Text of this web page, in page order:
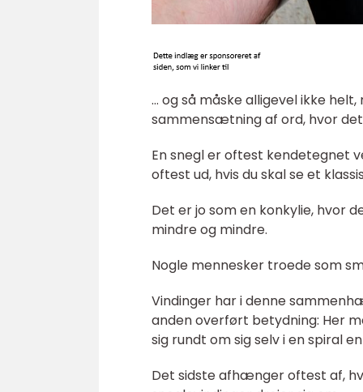
… og så måske alligevel ikke
sammensætning af ord, hvor
En snegl er oftest kendetegnet
oftest ud, hvis du skal se et
Det er jo som en konkylie, hvor
mindre og mindre.
Nogle mennesker troede som
Vindinger har i denne
anden overført betydning: Her
sig rundt om sig selv i en spiral
Det sidste afhænger oftest af,